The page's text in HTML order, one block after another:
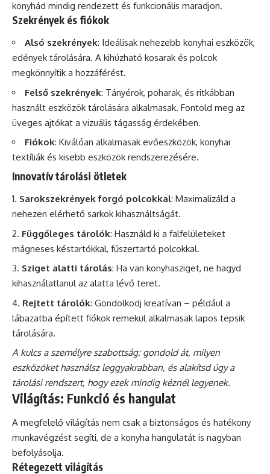
konyhád mindig rendezett és funkcionális maradjon.
Szekrények és fiókok
Alsó szekrények: Ideálisak nehezebb konyhai eszközök,
edények tárolására. A kihúzható kosarak és polcok
megkönnyítik a hozzáférést.
Felső szekrények: Tányérok, poharak, és ritkábban
használt eszközök tárolására alkalmasak. Fontold meg az
üveges ajtókat a vizuális tágasság érdekében.
Fiókok: Kiválóan alkalmasak evőeszközök, konyhai
textíliák és kisebb eszközök rendszerezésére.
Innovatív tárolási ötletek
Sarokszekrények forgó polcokkal: Maximalizáld a
nehezen elérhető sarkok kihasználtságát.
Függőleges tárolók: Használd ki a falfelületeket
mágneses késtartókkal, fűszertartó polcokkal.
Sziget alatti tárolás: Ha van konyhasziget, ne hagyd
kihasználatlanul az alatta lévő teret.
Rejtett tárolók: Gondolkodj kreatívan – például a
lábazatba épített fiókok remekül alkalmasak lapos tepsik
tárolására.
A kulcs a személyre szabottság: gondold át, milyen
eszközöket használsz leggyakrabban, és alakítsd úgy a
tárolási rendszert, hogy ezek mindig kéznél legyenek.
Világítás: Funkció és hangulat
A megfelelő világítás nem csak a biztonságos és hatékony
munkavégzést segíti, de a konyha hangulatát is nagyban
befolyásolja.
Rétegezett világítás